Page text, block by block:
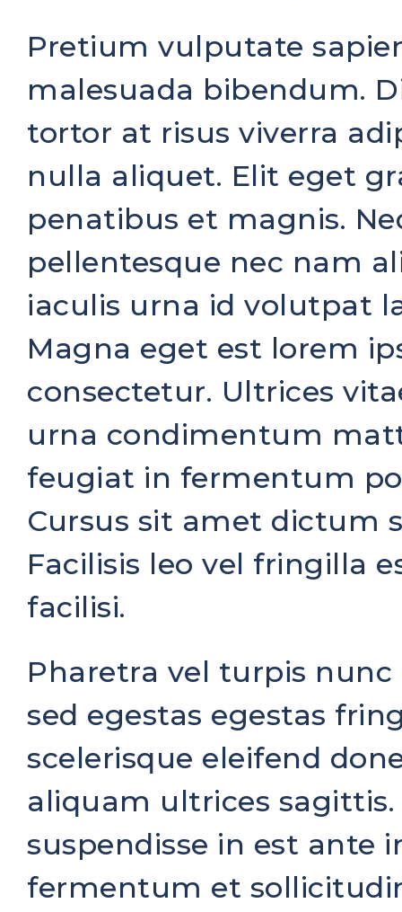
Pretium vulputate
malesuada bibendum.
tortor at risus viverra
nulla aliquet. Elit eget
penatibus et magnis.
pellentesque nec nam
iaculis urna id volutpat
Magna eget est lorem
consectetur. Ultrices
urna condimentum
feugiat in fermentum
Cursus sit amet dictum
Facilisis leo vel fringilla
facilisi.
Pharetra vel turpis
sed egestas egestas
scelerisque eleifend
aliquam ultrices
suspendisse in est ante
fermentum et